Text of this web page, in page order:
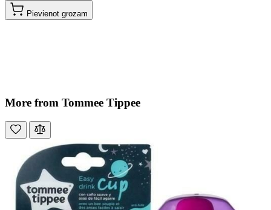
Pievienot grozam
More from Tommee Tippee